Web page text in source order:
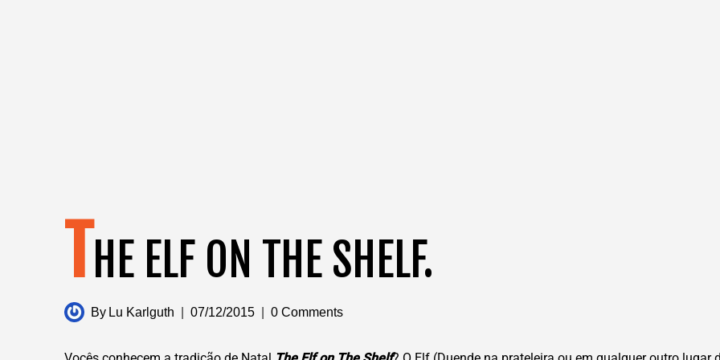
THE ELF ON THE SHELF.
By Lu Karlguth 07/12/2015 0 Comments